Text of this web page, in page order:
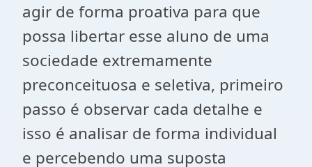
agir de forma proativa para que
possa libertar esse aluno de uma
sociedade extremamente
preconceituosa e seletiva, primeiro
passo é observar cada detalhe e
isso é analisar de forma individual
e percebendo uma suposta